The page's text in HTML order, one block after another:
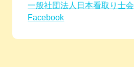
一般社団法人日本看取り士会
Facebook